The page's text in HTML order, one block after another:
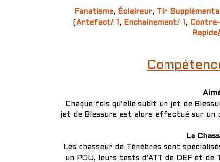
Fanatisme, Éclaireur,
Tir
Artefact/ 1 , Enchainement/ 1 ,
Chaque fois qu’elle subit un jet de
jet de Blessure est alors effectué sur un
La
Les chasseur de Ténèbres sont
un POU, leurs tests d’ATT de DEF et